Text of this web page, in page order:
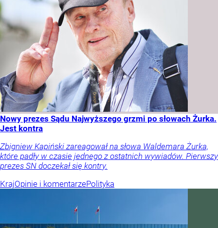
Nowy prezes Sądu Najwyższego grzmi po słowach Żurka.
Jest kontra
Zbigniew Kapiński zareagował na słowa Waldemara Żurka,
które padły w czasie jednego z ostatnich wywiadów. Pierwszy
prezes SN doczekał się kontry.
KrajOpinie i komentarzePolityka